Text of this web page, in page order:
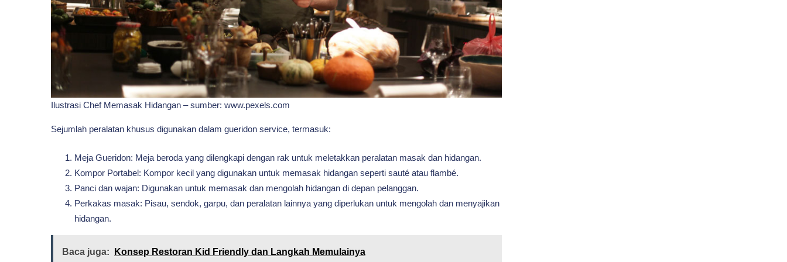
Ilustrasi Chef Memasak Hidangan – sumber: www.pexels.com
Sejumlah peralatan khusus digunakan dalam gueridon service, termasuk:
Meja Gueridon: Meja beroda yang dilengkapi dengan rak untuk meletakkan peralatan masak dan hidangan.
Kompor Portabel: Kompor kecil yang digunakan untuk memasak hidangan seperti sauté atau flambé.
Panci dan wajan: Digunakan untuk memasak dan mengolah hidangan di depan pelanggan.
Perkakas masak: Pisau, sendok, garpu, dan peralatan lainnya yang diperlukan untuk mengolah dan menyajikan
hidangan.
Baca juga: Konsep Restoran Kid Friendly dan Langkah Memulainya